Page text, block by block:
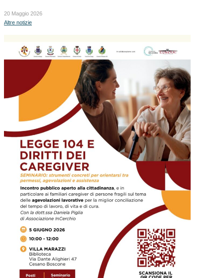
20 Maggio 2026
Altre notizie